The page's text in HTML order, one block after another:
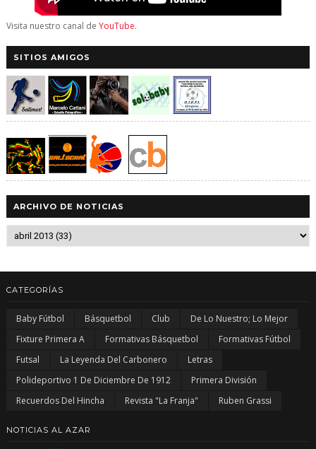
Visita nuestro canal de YouTube.
SITIOS AMIGOS
ARCHIVO DE NOTICIAS
CATEGORÍAS
Baby Fútbol Básquetbol Club
De Lo Nuestro; Lo Mejor
Fixture Primera A
Formativas Básquetbol
Formativas Fútbol
Futsal
La Leyenda Del Carbonero
Letras
Polideportivo 1 De Diciembre De 1912
Primera División
Recuerdos Del Hincha
Revista "La Franja" Ruben Grassi
NOTICIAS AL AZAR